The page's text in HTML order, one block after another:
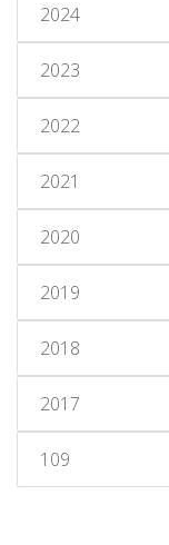
2024
2023
2022
2021
2020
2019
2018
2017
109